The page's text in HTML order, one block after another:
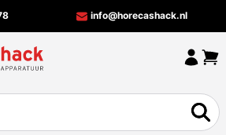
info@horecashack.nl